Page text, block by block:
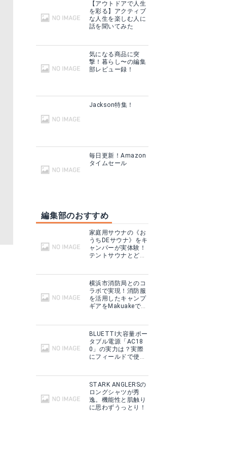
【アウトドアで人生
を彩る】アクティブ
な人生を楽しむ人に
話を聞いてみた
気になる商品に突
撃！暮らし〜の編集
部レビュー録！
Jackson特集！
毎日更新！Amazon
タイムセール
編集部のおすすめ
家庭用サウナの《お
うちDEサウナ》をキ
ャンパーが実体験！
テントサウナとどこ
横浜市消防局とのコ
ラボで実現！消防服
を活用したキャンプ
ギアをMakuakeで予
BLUETTI大容量ポー
タブル電源「AC18
0」の実力は？実際
にフィールドで使用
STARK ANGLERSの
ロングシャツが秀
逸。機能性と肌触り
に思わずうっとり！